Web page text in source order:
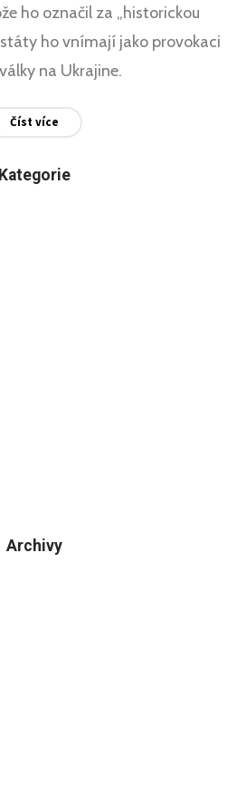
ho označil za „historickou
ho vnímají jako provokaci
na Ukrajine.
Číst více
Kategorie
Archivy